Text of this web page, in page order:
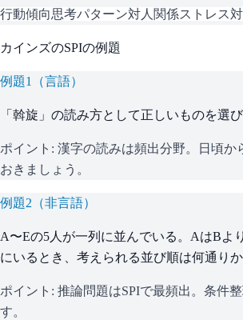
行動傾向思考パターン対人関係ストレス
カインズのSPIの例題
例題1 （言語）
「斡旋」の読み方として正しいものを選び
ポイント: 漢字の読みは頻出分野。日頃か
おきましょう。
例題2 （非言語）
A〜Eの5人が一列に並んでいる。AはBよ
にいるとき、考えられる並び順は何通りか
ポイント: 推論問題はSPIで最頻出。条件
す。